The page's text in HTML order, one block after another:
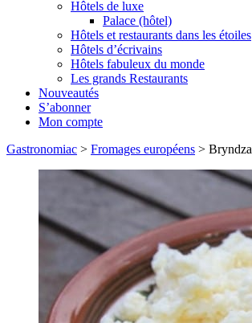
Hôtels de luxe
Palace (hôtel)
Hôtels et restaurants dans les étoiles
Hôtels d’écrivains
Hôtels fabuleux du monde
Les grands Restaurants
Nouveautés
S’abonner
Mon compte
Gastronomiac > Fromages européens > Bryndza